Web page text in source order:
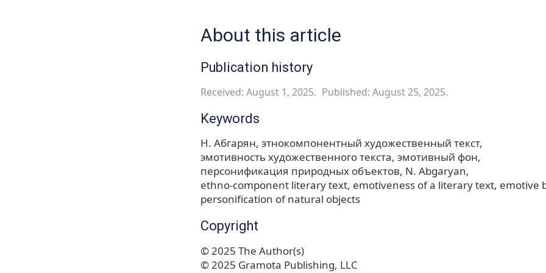
About this article
Publication history
Received: August 1, 2025. Published: August 25, 2025.
Keywords
Н. Абгарян этнокомпонентный художественный текст
эмотивность художественного текста эмотивный фон
персонификация природных объектов N. Abgaryan
ethno-component literary text emotiveness of a literary text emotive
personification of natural objects
Copyright
© 2025 The Author(s)
© 2025 Gramota Publishing, LLC